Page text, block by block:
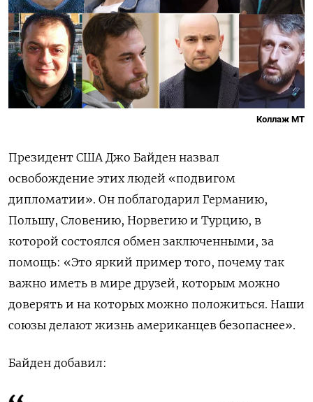
Коллаж МТ
Президент США Джо Байден назвал
освобождение этих людей «подвигом
дипломатии». Он поблагодарил Германию,
Польшу, Словению, Норвегию и Турцию, в
которой состоялся обмен заключенными, за
помощь: «Это яркий пример того, почему так
важно иметь в мире друзей, которым можно
доверять и на которых можно положиться. Наши
союзы делают жизнь американцев безопаснее».
Байден добавил: